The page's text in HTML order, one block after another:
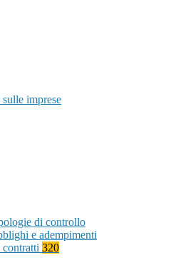
imprese
di controllo
e adempimenti
320